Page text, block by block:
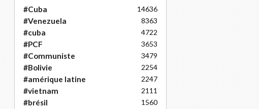
#Cuba 14636
#Venezuela 8363
#cuba 4722
#PCF 3653
#Communiste 3479
#Bolivie 2254
#amérique latine 2247
#vietnam 2111
#brésil 1560